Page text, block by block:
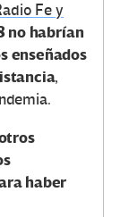
Fe y
no habrían
enseñados
,
haber